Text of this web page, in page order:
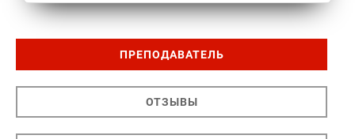
ПРЕПОДАВАТЕЛЬ
ОТЗЫВЫ